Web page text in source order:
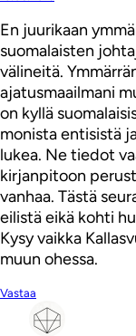
En juurikaan
suomalaisten
välineitä.
ajatusmaailmani
on kyllä
monista entisistä
lukea. Ne tiedot
kirjanpitoon
vanhaa. Tästä
eilistä eikä kohti
Kysy vaikka
muun ohessa.
Vastaa